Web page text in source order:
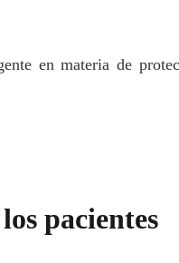
en materia de
pacientes